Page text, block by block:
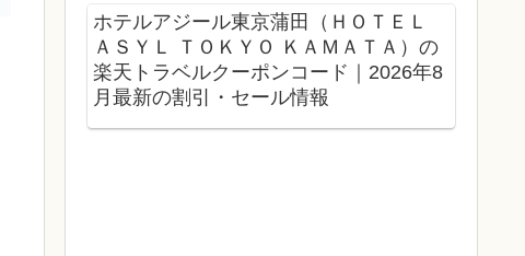
ホテルアジール東京蒲田（ＨＯＴＥＬ
ＡＳＹＬ ＴＯＫＹＯ ＫＡＭＡＴＡ）の
楽天トラベルクーポンコード｜2026年8
月最新の割引・セール情報